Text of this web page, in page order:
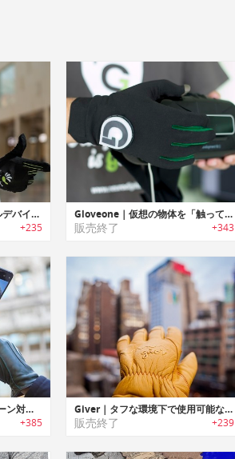
CaptoGlove｜PC/モバイルデバイス用ウェアラブルグローブコントローラー「キャプトグローブ」
+235
Gloveone｜仮想の物体を「触って実感」出来る「グローブワン」
販売終了 +343
Maestrale｜タッチスクリーン対応ハンドメイドイタリアンレザーグローブ「マエストラリ」
+385
Giver｜タフな環境下で使用可能なオールシーズングローブ「ギヴァー」
販売終了 +239